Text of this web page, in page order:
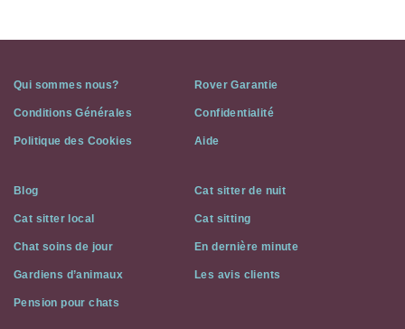
Qui sommes nous? Rover Garantie
Conditions Générales Confidentialité
Politique des Cookies Aide
Blog Cat sitter de nuit
Cat sitter local Cat sitting
Chat soins de jour En dernière minute
Gardiens d’animaux Les avis clients
Pension pour chats